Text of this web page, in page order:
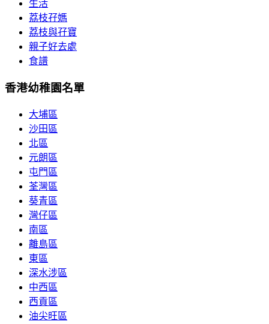
生活
荔枝孖媽
荔枝與孖寶
親子好去處
食譜
香港幼稚園名單
大埔區
沙田區
北區
元朗區
屯門區
荃灣區
葵青區
灣仔區
南區
離島區
東區
深水涉區
中西區
西貢區
油尖旺區